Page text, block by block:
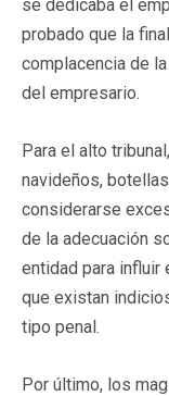
se dedicaba el
probado que la
complacencia de
del empresario.
Para el alto
navideños,
considerarse
de la adecuación
entidad para influir
que existan
tipo penal.
Por último, los